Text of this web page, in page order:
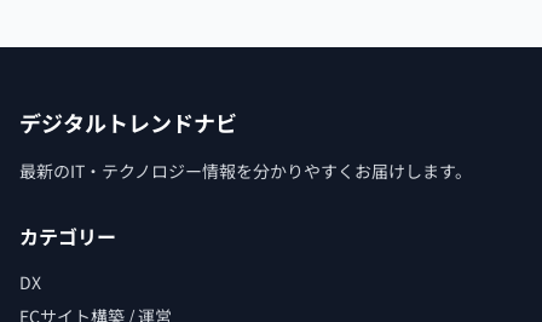
デジタルトレンドナビ
最新のIT・テクノロジー情報を分かりやすくお届けします。
カテゴリー
DX
ECサイト構築 / 運営